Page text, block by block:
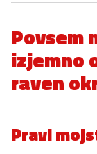
Povsem
izjemno
raven
Pravi